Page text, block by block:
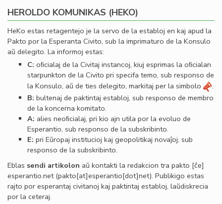
HEROLDO KOMUNIKAS (HEKO)
HeKo estas retagentejo je la servo de la establoj en kaj apud la
Pakto por la Esperanta Civito, sub la imprimaturo de la Konsulo
aŭ delegito. La informoj estas:
C: oﬁcialaj de la Civitaj instancoj, kiuj esprimas la oﬁcialan
starpunkton de la Civito pri specifa temo, sub responso de
la Konsulo, aŭ de ties delegito, markitaj per la simbolo
.
B: bultenaj de paktintaj establoj, sub responso de membro
de la koncerna komitato.
A: alies neoﬁcialaj, pri kio ajn utila por la evoluo de
Esperantio, sub responso de la subskribinto.
E: pri Eŭropaj institucioj kaj geopolitikaj novaĵoj, sub
responso de la subskribinto.
Eblas sendi artikolon aŭ kontakti la redakcion tra pakto [ĉe]
esperantio.net(pakto[at]esperantio[dot]net). Publikigo estas
rajto por esperantaj civitanoj kaj paktintaj establoj, laŭdiskrecia
por la ceteraj.